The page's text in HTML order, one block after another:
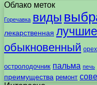
Облако меток
Горечавка виды
лекарственная лучшие
обыкновенный орех
остролодочник пальма печь
преимущества ремонт